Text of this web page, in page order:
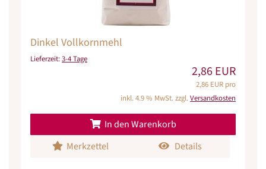
Dinkel Vollkornmehl
Lieferzeit:3-4 Tage
2,86 EUR
2,86 EUR pro
inkl. 4.9 % MwSt. zzgl.Versandkosten
In den Warenkorb
Merkzettel
Details